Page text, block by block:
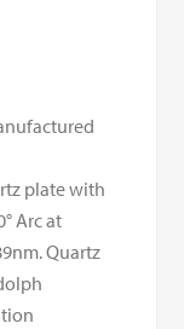
plate with
Arc at
Quartz